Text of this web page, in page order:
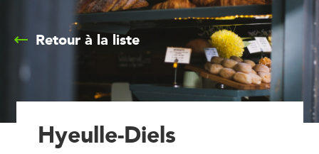
Retour à la liste
Hyeulle-Diels